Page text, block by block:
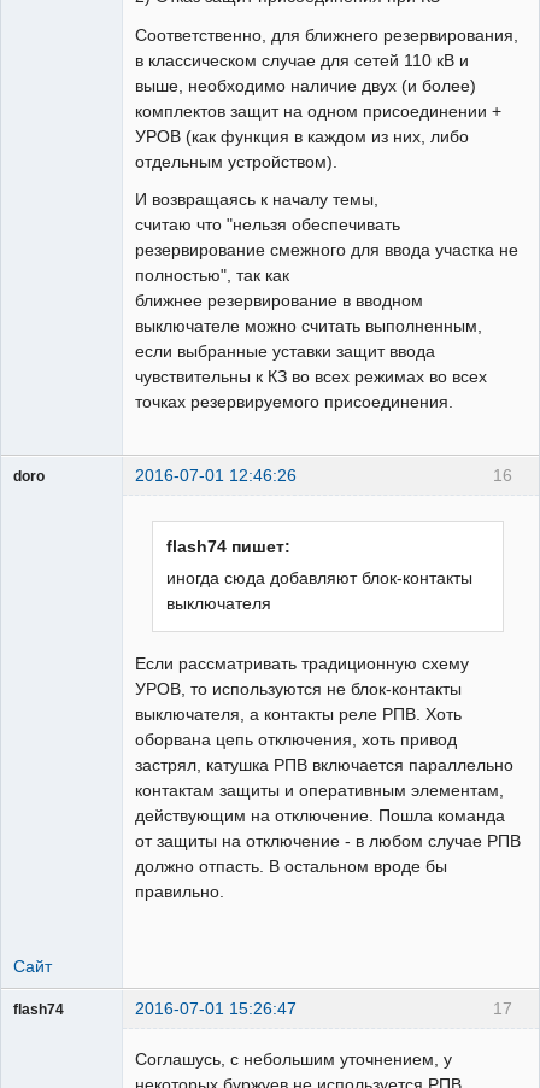
Соответственно, для ближнего резервирования,
в классическом случае для сетей 110 кВ и
выше, необходимо наличие двух (и более)
комплектов защит на одном присоединении +
УРОВ (как функция в каждом из них, либо
отдельным устройством).
И возвращаясь к началу темы,
считаю что "нельзя обеспечивать
резервирование смежного для ввода участка не
полностью", так как
ближнее резервирование в вводном
выключателе можно считать выполненным,
если выбранные уставки защит ввода
чувствительны к КЗ во всех режимах во всех
точках резервируемого присоединения.
16
doro 2016-07-01 12:46:26
flash74 пишет:
иногда сюда добавляют блок-контакты
выключателя
Если рассматривать традиционную схему
УРОВ, то используются не блок-контакты
выключателя, а контакты реле РПВ. Хоть
оборвана цепь отключения, хоть привод
застрял, катушка РПВ включается параллельно
контактам защиты и оперативным элементам,
действующим на отключение. Пошла команда
от защиты на отключение - в любом случае РПВ
должно отпасть. В остальном вроде бы
правильно.
Сайт
17
flash74 2016-07-01 15:26:47
Соглашусь, с небольшим уточнением, у
некоторых буржуев не используется РПВ,